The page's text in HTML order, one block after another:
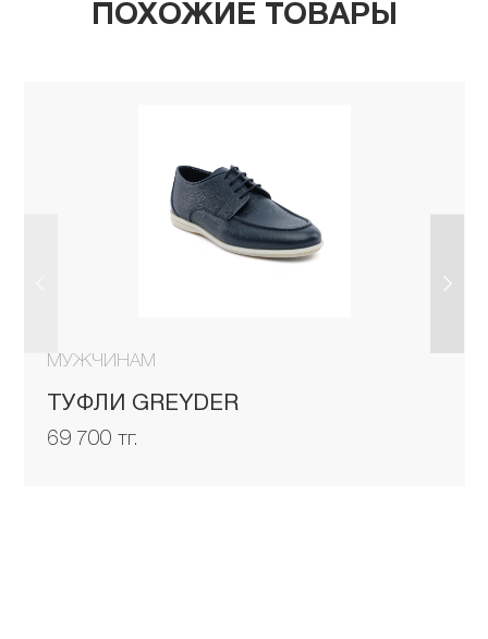
ПОХОЖИЕ ТОВАРЫ
МУЖЧИНАМ
ТУФЛИ GREYDER
69 700 тг.